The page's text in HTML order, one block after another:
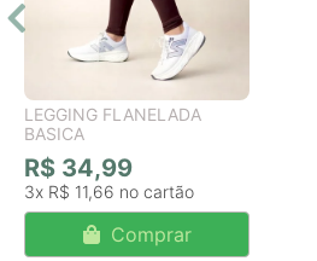
LEGGING FLANELADA
BASICA
R$ 34,99
3x R$ 11,66
Comprar